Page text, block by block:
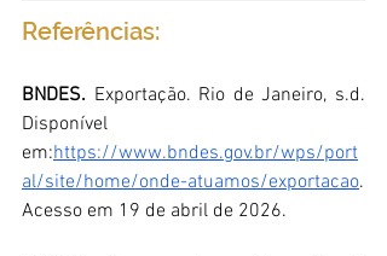
Referências:
BNDES. Exportação. Rio de Janeiro, s.d.
Disponível
em:https://www.bndes.gov.br/wps/port
al/site/home/onde-atuamos/exportacao.
Acesso em 19 de abril de 2026.